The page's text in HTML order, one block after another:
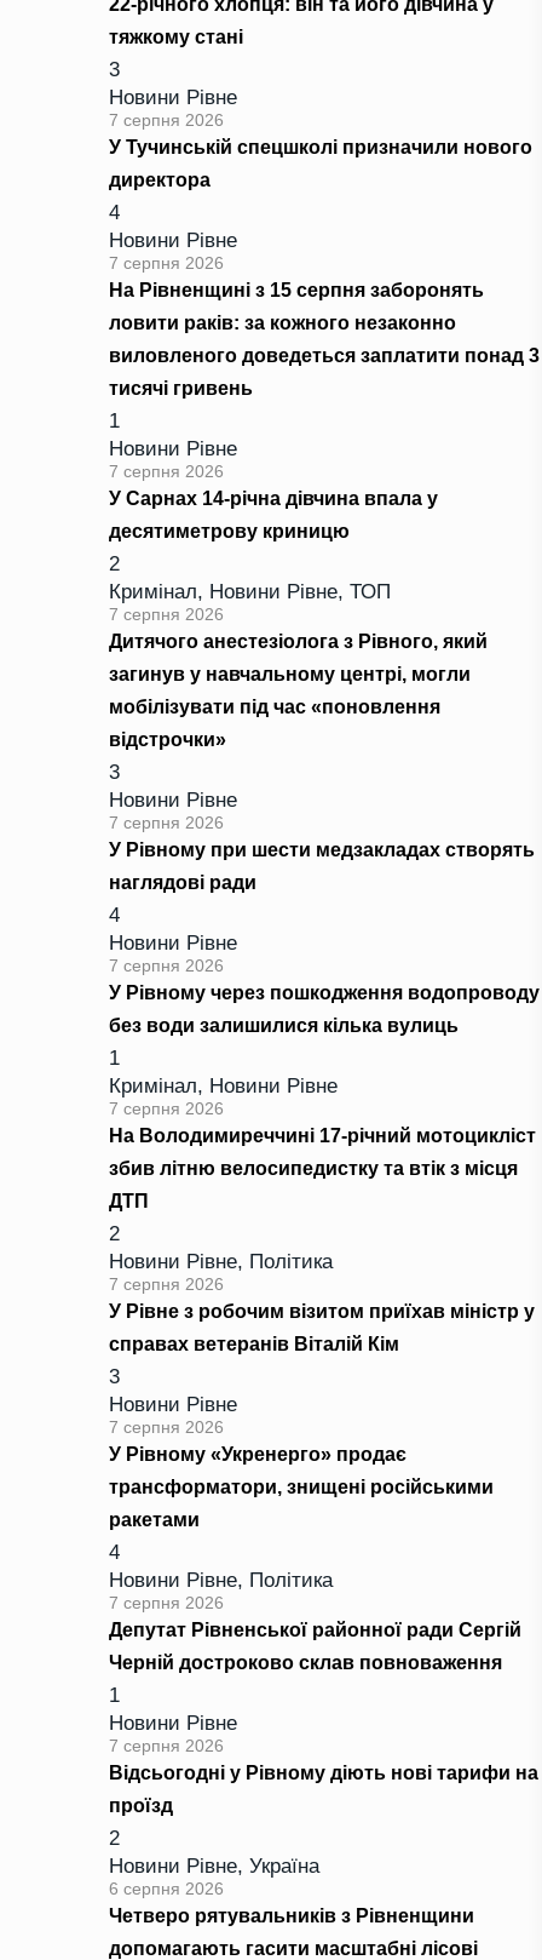
тяжкому стані
3
Новини Рівне
7 серпня 2026
У Тучинській спецшколі призначили нового
директора
4
Новини Рівне
7 серпня 2026
На Рівненщині з 15 серпня заборонять
ловити раків: за кожного незаконно
виловленого доведеться заплатити понад 3
тисячі гривень
1
Новини Рівне
7 серпня 2026
У Сарнах 14-річна дівчина впала у
десятиметрову криницю
2
Кримінал, Новини Рівне, ТОП
7 серпня 2026
Дитячого анестезіолога з Рівного, який
загинув у навчальному центрі, могли
мобілізувати під час «поновлення
відстрочки»
3
Новини Рівне
7 серпня 2026
У Рівному при шести медзакладах створять
наглядові ради
4
Новини Рівне
7 серпня 2026
У Рівному через пошкодження водопроводу
без води залишилися кілька вулиць
1
Кримінал, Новини Рівне
7 серпня 2026
На Володимиреччині 17-річний мотоцикліст
збив літню велосипедистку та втік з місця
ДТП
2
Новини Рівне, Політика
7 серпня 2026
У Рівне з робочим візитом приїхав міністр у
справах ветеранів Віталій Кім
3
Новини Рівне
7 серпня 2026
У Рівному «Укренерго» продає
трансформатори, знищені російськими
ракетами
4
Новини Рівне, Політика
7 серпня 2026
Депутат Рівненської районної ради Сергій
Черній достроково склав повноваження
1
Новини Рівне
7 серпня 2026
Відсьогодні у Рівному діють нові тарифи на
проїзд
2
Новини Рівне, Україна
6 серпня 2026
Четверо рятувальників з Рівненщини
допомагають гасити масштабні лісові